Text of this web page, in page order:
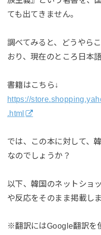
ても出てきません。
調べてみると、どうやら
おり、現在のところ日本
書籍はこちら↓
https://
.html
では、この本に対して、
なのでしょうか？
以下、韓国のネットショ
や反応をそのまま掲載しま
※翻訳にはGoogle翻訳を